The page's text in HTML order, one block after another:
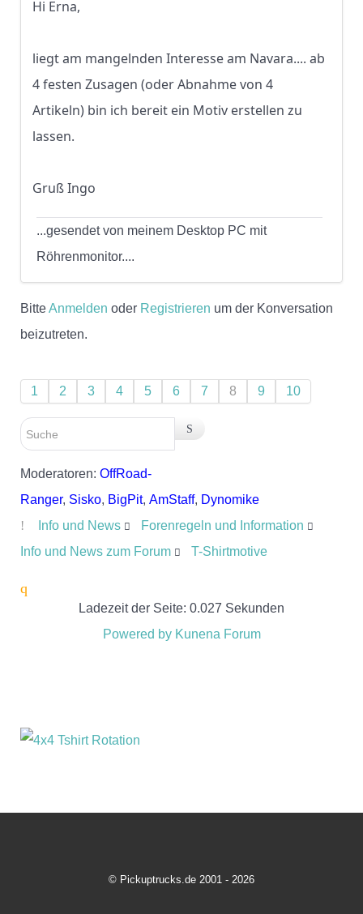
Hi Erna,
liegt am mangelnden Interesse am Navara.... ab
4 festen Zusagen (oder Abnahme von 4
Artikeln) bin ich bereit ein Motiv erstellen zu
lassen.
Gruß Ingo
...gesendet von meinem Desktop PC mit
Röhrenmonitor....
BitteAnmelden oder Registrieren um der Konversation
beizutreten.
1 2 3 4 5 6 7 8 9 10
Moderatoren: OffRoad-
Ranger, Sisko, BigPit, AmStaff, Dynomike
Info und News
Forenregeln und Information
Info und News zum Forum
T-Shirtmotive
Ladezeit der Seite: 0.027 Sekunden
Powered by Kunena Forum
© Pickuptrucks.de 2001 - 2026